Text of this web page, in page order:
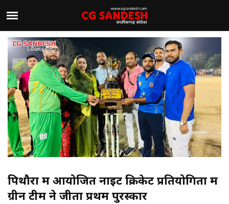
पिथौरा में आयोजित नाइट क्रिकेट प्रतियोगिता में
ग्रीन टीम ने जीता प्रथम पुरस्कार